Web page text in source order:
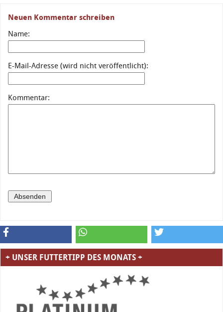
Neuen Kommentar schreiben
Name:
E-Mail-Adresse (wird nicht veröffentlicht):
Kommentar:
+ UNSER FUTTERTIPP DES MONATS +